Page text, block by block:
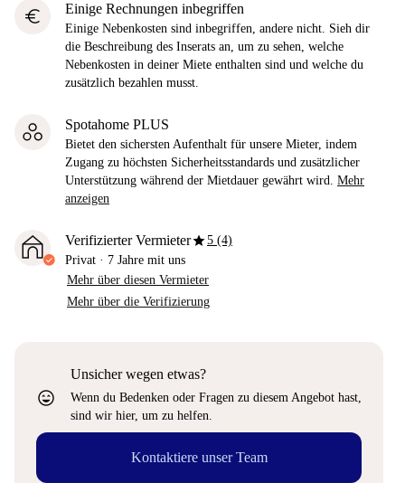
euro Einige Rechnungen inbegriffen
Einige Nebenkosten sind inbegriffen, andere nicht. Sieh dir
die Beschreibung des Inserats an, um zu sehen, welche
Nebenkosten in deiner Miete enthalten sind und welche du
zusätzlich bezahlen musst.
Spotahome PLUS
Bietet den sichersten Aufenthalt für unsere Mieter, indem
Zugang zu höchsten Sicherheitsstandards und zusätzlicher
Unterstützung während der Mietdauer gewährt wird. Mehr
anzeigen
Verifizierter Vermieterstar5 (4)
Privat · 7 Jahre mit uns
Mehr über diesen Vermieter
Mehr über die Verifizierung
sentiment_very_satisfied
Unsicher wegen etwas?
Wenn du Bedenken oder Fragen zu diesem Angebot hast,
sind wir hier, um zu helfen.
Kontaktiere unser Team